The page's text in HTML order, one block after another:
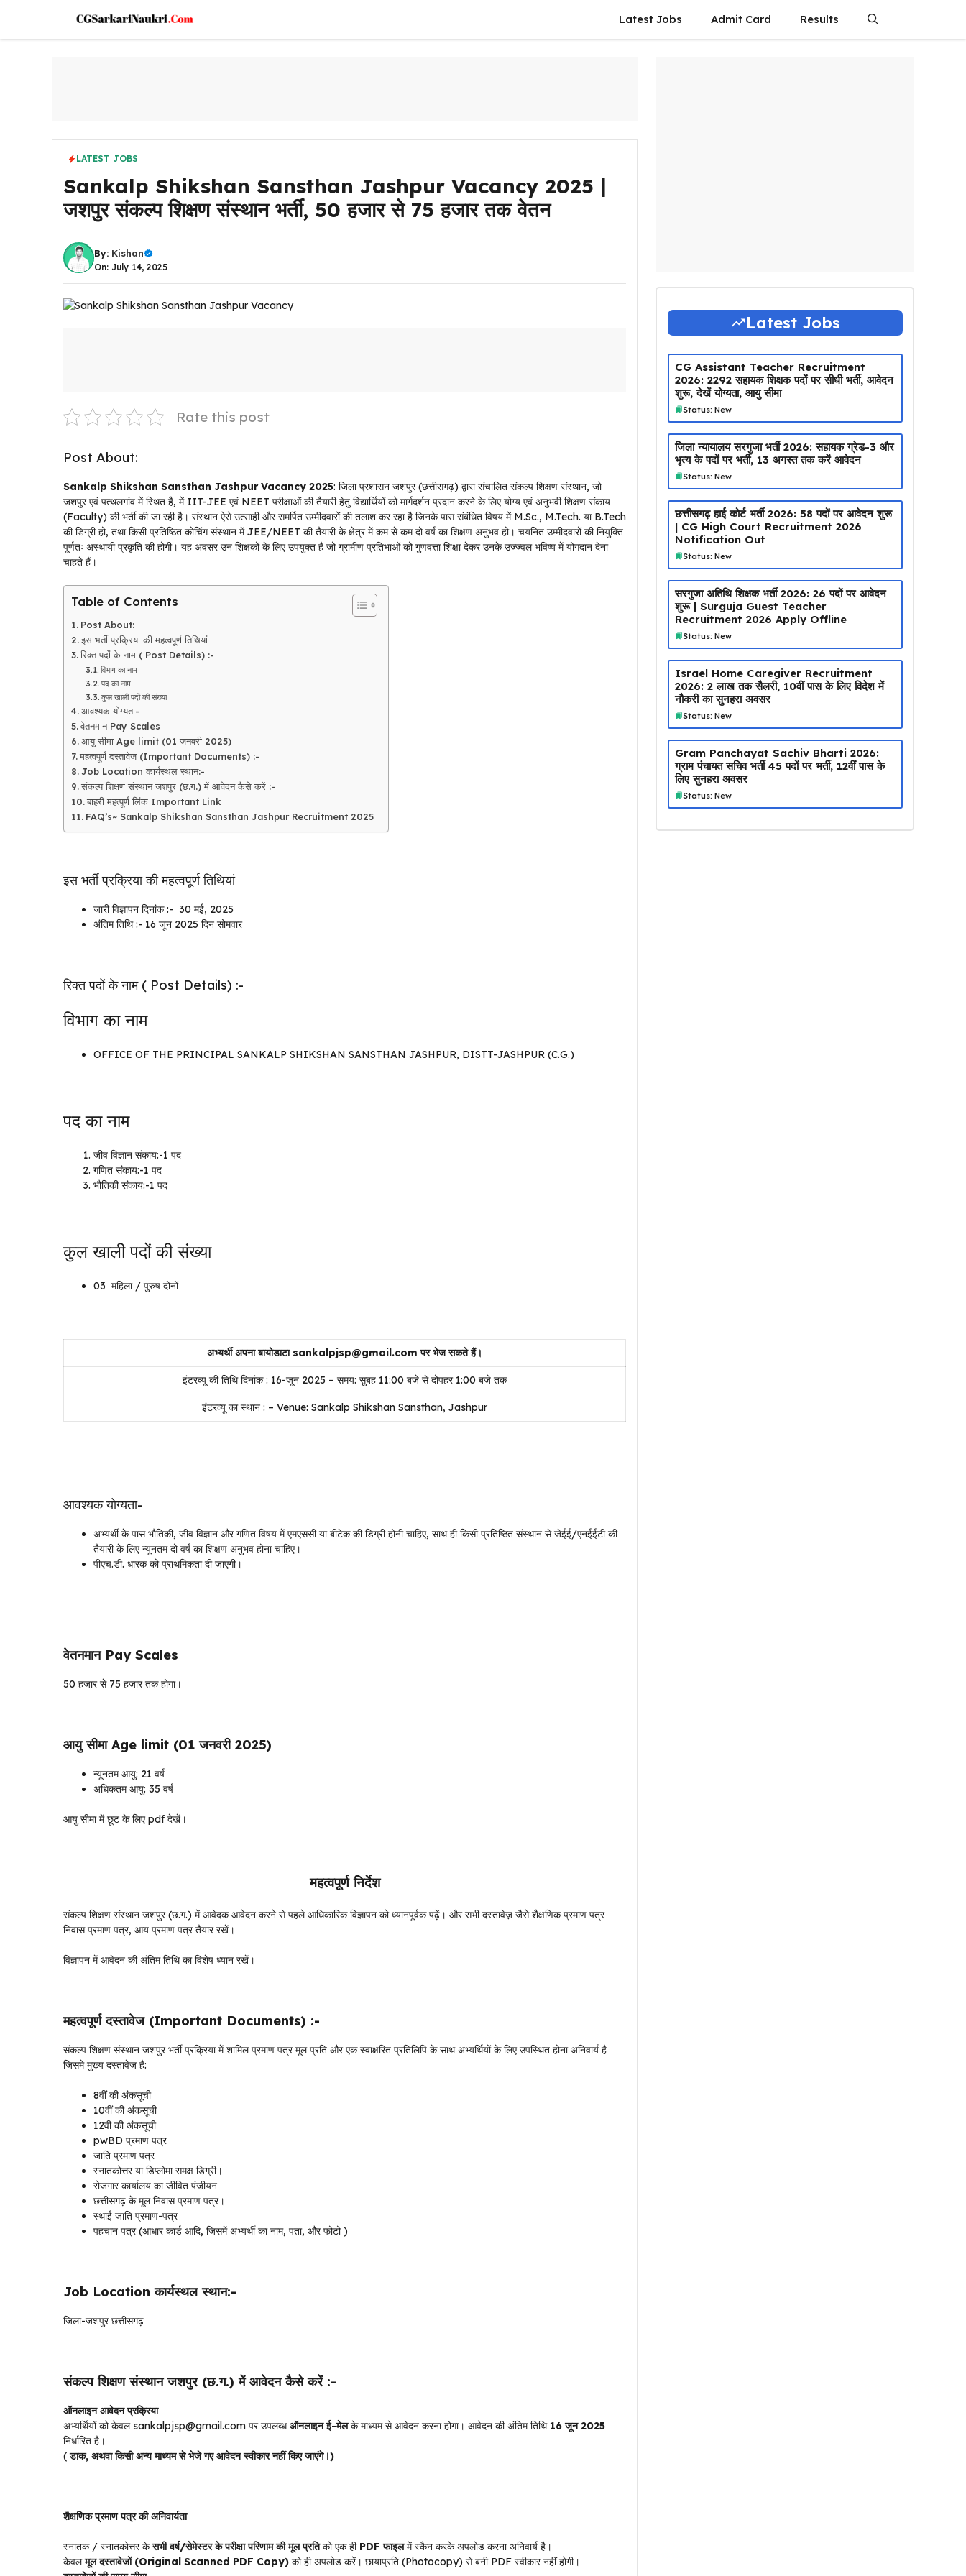
content
Latest Jobs Admit Card Results
LATEST JOBS
Sankalp Shikshan Sansthan Jashpur Vacancy 2025 |
जशपुर संकल्प शिक्षण संस्थान भर्ती, 50 हजार से 75 हजार तक वेतन
By: Kishan
On: July 14, 2025
Rate this post
Post About:
Sankalp Shikshan Sansthan Jashpur Vacancy 2025: जिला प्रशासन जशपुर (छत्तीसगढ़) द्वारा संचालित संकल्प शिक्षण संस्थान, जो
जशपुर एवं पत्थलगांव में स्थित है, में IIT-JEE एवं NEET परीक्षाओं की तैयारी हेतु विद्यार्थियों को मार्गदर्शन प्रदान करने के लिए योग्य एवं अनुभवी शिक्षण संकाय
(Faculty) की भर्ती की जा रही है। संस्थान ऐसे उत्साही और समर्पित उम्मीदवारों की तलाश कर रहा है जिनके पास संबंधित विषय में M.Sc., M.Tech. या B.Tech
की डिग्री हो, तथा किसी प्रतिष्ठित कोचिंग संस्थान में JEE/NEET की तैयारी के क्षेत्र में कम से कम दो वर्ष का शिक्षण अनुभव हो। चयनित उम्मीदवारों की नियुक्ति
पूर्णतः अस्थायी प्रकृति की होगी। यह अवसर उन शिक्षकों के लिए उपयुक्त है जो ग्रामीण प्रतिभाओं को गुणवत्ता शिक्षा देकर उनके उज्ज्वल भविष्य में योगदान देना
चाहते हैं।
Table of Contents
Post About:
इस भर्ती प्रक्रिया की महत्वपूर्ण तिथियां
रिक्त पदों के नाम ( Post Details) :-
विभाग का नाम
पद का नाम
कुल खाली पदों की संख्या
आवश्यक योग्यता-
वेतनमान Pay Scales
आयु सीमा Age limit (01 जनवरी 2025)
महत्वपूर्ण दस्तावेज (Important Documents) :-
Job Location कार्यस्थल स्थान:-
संकल्प शिक्षण संस्थान जशपुर (छ.ग.) में आवेदन कैसे करें :-
बाहरी महत्पूर्ण लिंक Important Link
FAQ’s~ Sankalp Shikshan Sansthan Jashpur Recruitment 2025
इस भर्ती प्रक्रिया की महत्वपूर्ण तिथियां
जारी विज्ञापन दिनांक :- 30 मई, 2025
अंतिम तिथि :- 16 जून 2025 दिन सोमवार
रिक्त पदों के नाम ( Post Details) :-
विभाग का नाम
OFFICE OF THE PRINCIPAL SANKALP SHIKSHAN SANSTHAN JASHPUR, DISTT-JASHPUR (C.G.)
पद का नाम
जीव विज्ञान संकाय:-1 पद
गणित संकाय:-1 पद
भौतिकी संकाय:-1 पद
कुल खाली पदों की संख्या
03 महिला / पुरुष दोनों
अभ्यर्थी अपना बायोडाटा sankalpjsp@gmail.com पर भेज सकते हैं।
इंटरव्यू की तिथि दिनांक : 16-जून 2025 – समय: सुबह 11:00 बजे से दोपहर 1:00 बजे तक
इंटरव्यू का स्थान : – Venue: Sankalp Shikshan Sansthan, Jashpur
आवश्यक योग्यता-
अभ्यर्थी के पास भौतिकी, जीव विज्ञान और गणित विषय में एमएससी या बीटेक की डिग्री होनी चाहिए, साथ ही किसी प्रतिष्ठित संस्थान से जेईई/एनईईटी की
तैयारी के लिए न्यूनतम दो वर्ष का शिक्षण अनुभव होना चाहिए।
पीएच.डी. धारक को प्राथमिकता दी जाएगी।
वेतनमान Pay Scales
50 हजार से 75 हजार तक होगा।
आयु सीमा Age limit (01 जनवरी 2025)
न्यूनतम आयु: 21 वर्ष
अधिकतम आयु: 35 वर्ष
आयु सीमा में छूट के लिए pdf देखें।
महत्वपूर्ण निर्देश
संकल्प शिक्षण संस्थान जशपुर (छ.ग.) में आवेदक आवेदन करने से पहले आधिकारिक विज्ञापन को ध्यानपूर्वक पढ़ें। और सभी दस्तावेज़ जैसे शैक्षणिक प्रमाण पत्र
निवास प्रमाण पत्र, आय प्रमाण पत्र तैयार रखें।
विज्ञापन में आवेदन की अंतिम तिथि का विशेष ध्यान रखें।
महत्वपूर्ण दस्तावेज (Important Documents) :-
संकल्प शिक्षण संस्थान जशपुर भर्ती प्रक्रिया में शामिल प्रमाण पत्र मूल प्रति और एक स्वाक्षरित प्रतिलिपि के साथ अभ्यर्थियों के लिए उपस्थित होना अनिवार्य है
जिसमे मुख्य दस्तावेज है:
8वीं की अंकसूची
10वीं की अंकसूची
12वी की अंकसूची
pwBD प्रमाण पत्र
जाति प्रमाण पत्र
स्नातकोत्तर या डिप्लोमा समक्ष डिग्री।
रोजगार कार्यालय का जीवित पंजीयन
छत्तीसगढ़ के मूल निवास प्रमाण पत्र।
स्थाई जाति प्रमाण-पत्र
पहचान पत्र (आधार कार्ड आदि, जिसमें अभ्यर्थी का नाम, पता, और फोटो )
Job Location कार्यस्थल स्थान:-
जिला-जशपुर छत्तीसगढ़
संकल्प शिक्षण संस्थान जशपुर (छ.ग.) में आवेदन कैसे करें :-
ऑनलाइन आवेदन प्रक्रिया
अभ्यर्थियों को केवल sankalpjsp@gmail.com पर उपलब्धऑनलाइन ई-मेलके माध्यम से आवेदन करना होगा। आवेदन की अंतिम तिथि 16 जून 2025
निर्धारित है।
(डाक, अथवा किसी अन्य माध्यम से भेजे गए आवेदन स्वीकार नहीं किए जाएंगे।)
शैक्षणिक प्रमाण पत्र की अनिवार्यता
स्नातक / स्नातकोत्तर केसभी वर्ष/सेमेस्टर के परीक्षा परिणाम की मूल प्रतिको एक ही PDF फाइलमें स्कैन करके अपलोड करना अनिवार्य है।
केवलमूल दस्तावेजों (Original Scanned PDF Copy) को ही अपलोड करें। छायाप्रति (Photocopy) से बनी PDF स्वीकार नहीं होगी।
Latest Jobs
CG Assistant Teacher Recruitment
2026: 2292 सहायक शिक्षक पदों पर सीधी भर्ती, आवेदन
शुरू, देखें योग्यता, आयु सीमा
Status: New
जिला न्यायालय सरगुजा भर्ती 2026: सहायक ग्रेड-3 और
भृत्य के पदों पर भर्ती, 13 अगस्त तक करें आवेदन
Status: New
छत्तीसगढ़ हाई कोर्ट भर्ती 2026: 58 पदों पर आवेदन शुरू
| CG High Court Recruitment 2026
Notification Out
Status: New
सरगुजा अतिथि शिक्षक भर्ती 2026: 26 पदों पर आवेदन
शुरू | Surguja Guest Teacher
Recruitment 2026 Apply Offline
Status: New
Israel Home Caregiver Recruitment
2026: ₹2 लाख तक सैलरी, 10वीं पास के लिए विदेश में
नौकरी का सुनहरा अवसर
Status: New
Gram Panchayat Sachiv Bharti 2026:
ग्राम पंचायत सचिव भर्ती 45 पदों पर भर्ती, 12वीं पास के
लिए सुनहरा अवसर
Status: New